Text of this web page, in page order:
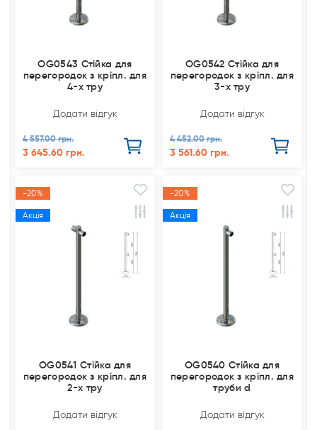
OG0543 Стійка для
перегородок з кріпл. для
4-х тру
Додати відгук
4 557.00 грн.
3 645.60 грн.
OG0542 Стійка для
перегородок з кріпл. для
3-х тру
Додати відгук
4 452.00 грн.
3 561.60 грн.
-20%
Акція
OG0541 Стійка для
перегородок з кріпл. для
2-х тру
Додати відгук
-20%
Акція
OG0540 Стійка для
перегородок з кріпл. для
труби d
Додати відгук